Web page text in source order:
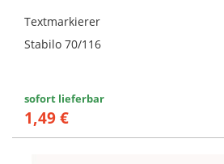
Textmarkierer
Stabilo 70/116
sofort lieferbar
1,49 €